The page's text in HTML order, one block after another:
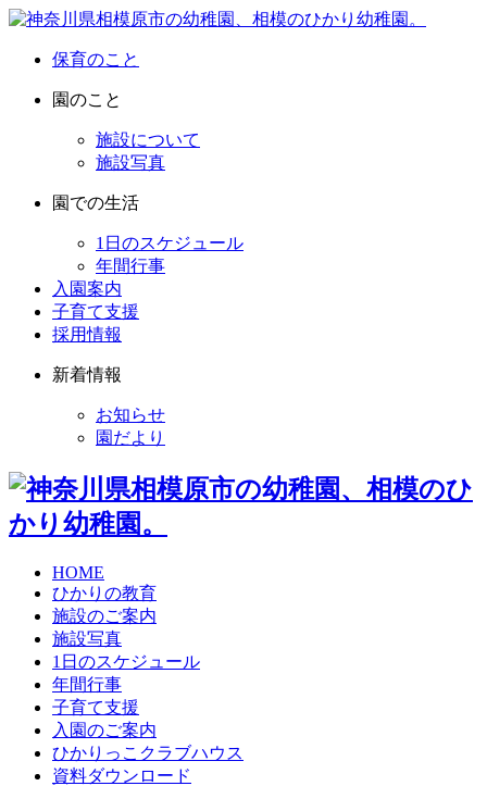
保育のこと
園のこと
施設について
施設写真
園での生活
1日のスケジュール
年間行事
入園案内
子育て支援
採用情報
新着情報
お知らせ
園だより
HOME
ひかりの教育
施設のご案内
施設写真
1日のスケジュール
年間行事
子育て支援
入園のご案内
ひかりっこクラブハウス
資料ダウンロード